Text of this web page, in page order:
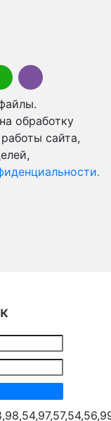
обработку
сайта,